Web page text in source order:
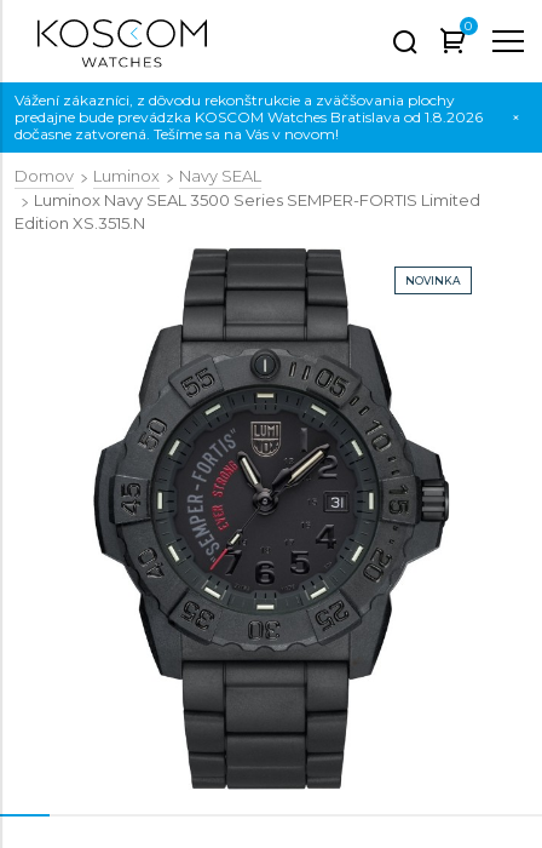
0
Vážení zákazníci, z dôvodu rekonštrukcie a zväčšovania plochy
predajne bude prevádzka KOSCOM Watches Bratislava od 1.8.2026
dočasne zatvorená. Tešíme sa na Vás v novom!
×
Domov Luminox
Navy SEAL
Luminox Navy SEAL 3500 Series SEMPER-FORTIS Limited
Edition XS.3515.N
NOVINKA